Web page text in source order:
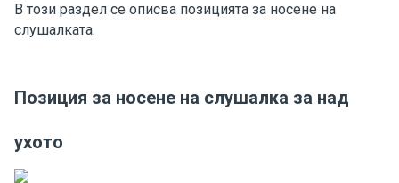
В този раздел се описва позицията за носене на
слушалката.
Позиция за носене на слушалка за над
ухото